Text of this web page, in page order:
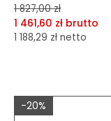
1 827,00 zł
1 461,60 zł brutto
1 188,29 zł netto
Do koszyka
-20%